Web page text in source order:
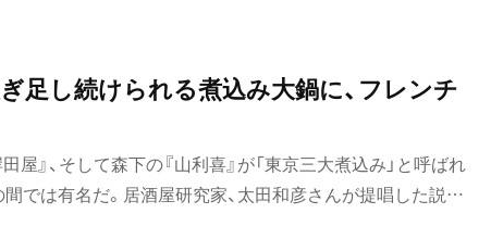
かノスタルジックなムード漂う酒場まで数あるお店のな
も嬉しい。
ぎ足し続けられる煮込み大鍋に、フレンチ
屋』、そして森下の『山利喜』が「東京三大煮込み」と呼ばれ
では有名だ。居酒屋研究家、太田和彦さんが提唱した説が
石『宇ち多゛』と門前仲町『大坂屋』を加えると「東京五大